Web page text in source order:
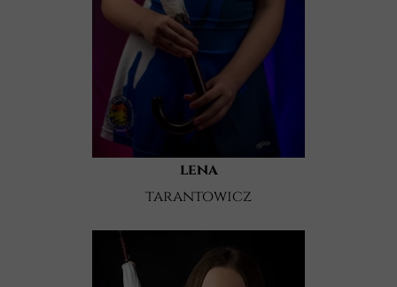
lena
tarantowicz